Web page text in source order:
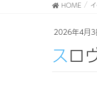
HOME
2026年4月3
ス